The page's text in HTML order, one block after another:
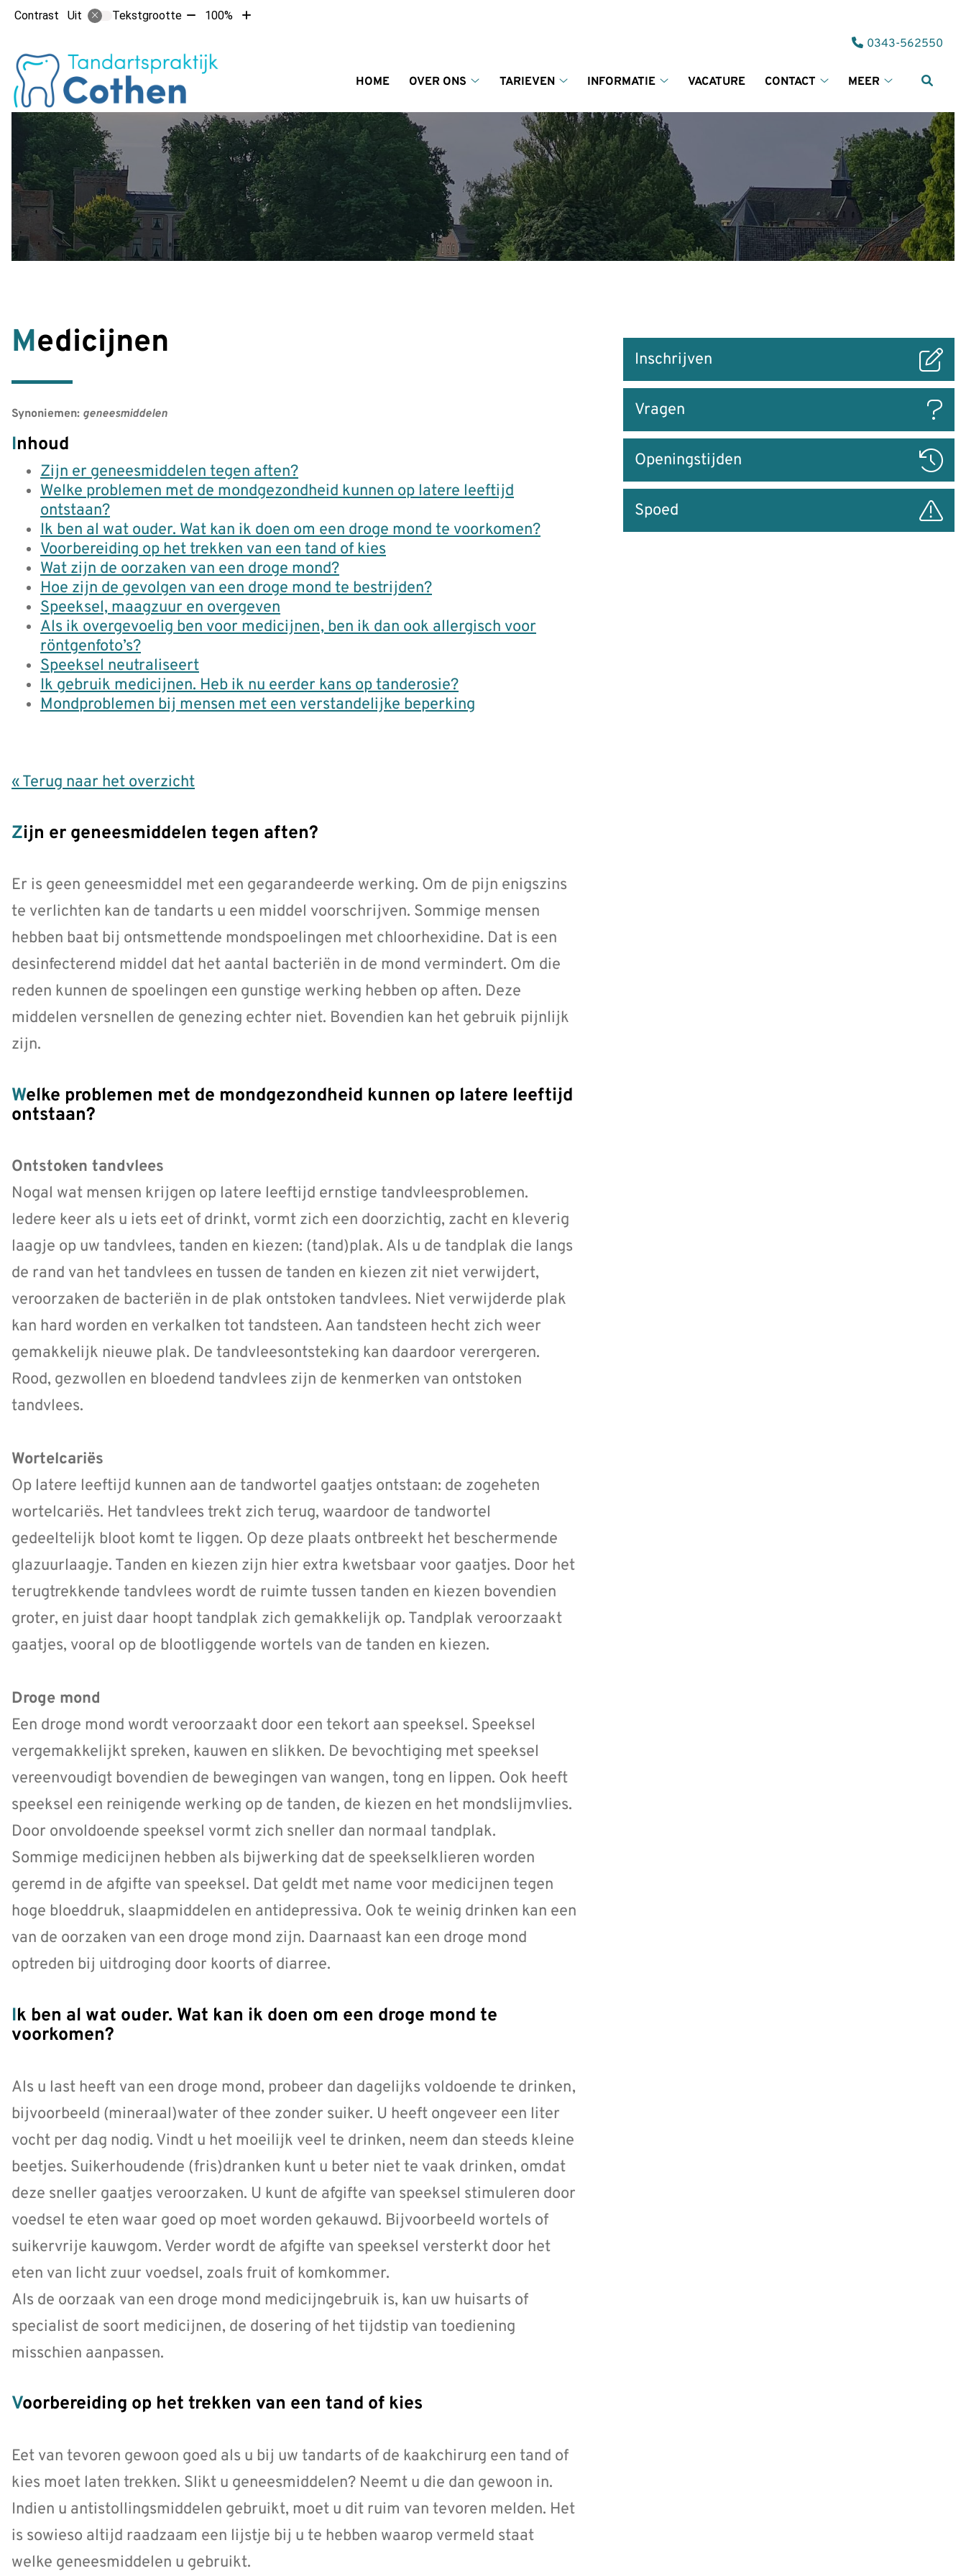
Contrast Uit Tekstgrootte Tekst
10%
100%
Tekst
HOME
OVER ONS
ons
submenu
TARIEVEN
submenu
INFORMATIE
submenu
VACATURE
CONTACT
submenu
MEER
submenu
Tel:
0343-562550
Medicijnen
Synoniemen: geneesmiddelen
Inhoud
Zijn er geneesmiddelen tegen aften?
Welke problemen met de mondgezondheid kunnen op latere leeftijd
ontstaan?
Ik ben al wat ouder. Wat kan ik doen om een droge mond te voorkomen?
Voorbereiding op het trekken van een tand of kies
Wat zijn de oorzaken van een droge mond?
Hoe zijn de gevolgen van een droge mond te bestrijden?
Speeksel, maagzuur en overgeven
Als ik overgevoelig ben voor medicijnen, ben ik dan ook allergisch voor
röntgenfoto’s?
Speeksel neutraliseert
Ik gebruik medicijnen. Heb ik nu eerder kans op tanderosie?
Mondproblemen bij mensen met een verstandelijke beperking
« Terug naar het overzicht
Zijn er geneesmiddelen tegen aften?
Er is geen geneesmiddel met een gegarandeerde werking. Om de pijn enigszins
te verlichten kan de tandarts u een middel voorschrijven. Sommige mensen
hebben baat bij ontsmettende mondspoelingen met chloorhexidine. Dat is een
desinfecterend middel dat het aantal bacteriën in de mond vermindert. Om die
reden kunnen de spoelingen een gunstige werking hebben op aften. Deze
middelen versnellen de genezing echter niet. Bovendien kan het gebruik pijnlijk
zijn.
Welke problemen met de mondgezondheid kunnen op latere leeftijd
ontstaan?
Ontstoken tandvlees
Nogal wat mensen krijgen op latere leeftijd ernstige tandvleesproblemen.
Iedere keer als u iets eet of drinkt, vormt zich een doorzichtig, zacht en kleverig
laagje op uw tandvlees, tanden en kiezen: (tand)plak. Als u de tandplak die langs
de rand van het tandvlees en tussen de tanden en kiezen zit niet verwijdert,
veroorzaken de bacteriën in de plak ontstoken tandvlees. Niet verwijderde plak
kan hard worden en verkalken tot tandsteen. Aan tandsteen hecht zich weer
gemakkelijk nieuwe plak. De tandvleesontsteking kan daardoor verergeren.
Rood, gezwollen en bloedend tandvlees zijn de kenmerken van ontstoken
tandvlees.
Wortelcariës
Op latere leeftijd kunnen aan de tandwortel gaatjes ontstaan: de zogeheten
wortelcariës. Het tandvlees trekt zich terug, waardoor de tandwortel
gedeeltelijk bloot komt te liggen. Op deze plaats ontbreekt het beschermende
glazuurlaagje. Tanden en kiezen zijn hier extra kwetsbaar voor gaatjes. Door het
terugtrekkende tandvlees wordt de ruimte tussen tanden en kiezen bovendien
groter, en juist daar hoopt tandplak zich gemakkelijk op. Tandplak veroorzaakt
gaatjes, vooral op de blootliggende wortels van de tanden en kiezen.
Droge mond
Een droge mond wordt veroorzaakt door een tekort aan speeksel. Speeksel
vergemakkelijkt spreken, kauwen en slikken. De bevochtiging met speeksel
vereenvoudigt bovendien de bewegingen van wangen, tong en lippen. Ook heeft
speeksel een reinigende werking op de tanden, de kiezen en het mondslijmvlies.
Door onvoldoende speeksel vormt zich sneller dan normaal tandplak.
Sommige medicijnen hebben als bijwerking dat de speekselklieren worden
geremd in de afgifte van speeksel. Dat geldt met name voor medicijnen tegen
hoge bloeddruk, slaapmiddelen en antidepressiva. Ook te weinig drinken kan een
van de oorzaken van een droge mond zijn. Daarnaast kan een droge mond
optreden bij uitdroging door koorts of diarree.
Ik ben al wat ouder. Wat kan ik doen om een droge mond te
voorkomen?
Als u last heeft van een droge mond, probeer dan dagelijks voldoende te drinken,
bijvoorbeeld (mineraal)water of thee zonder suiker. U heeft ongeveer een liter
vocht per dag nodig. Vindt u het moeilijk veel te drinken, neem dan steeds kleine
beetjes. Suikerhoudende (fris)dranken kunt u beter niet te vaak drinken, omdat
deze sneller gaatjes veroorzaken. U kunt de afgifte van speeksel stimuleren door
voedsel te eten waar goed op moet worden gekauwd. Bijvoorbeeld wortels of
suikervrije kauwgom. Verder wordt de afgifte van speeksel versterkt door het
eten van licht zuur voedsel, zoals fruit of komkommer.
Als de oorzaak van een droge mond medicijngebruik is, kan uw huisarts of
specialist de soort medicijnen, de dosering of het tijdstip van toediening
misschien aanpassen.
Voorbereiding op het trekken van een tand of kies
Eet van tevoren gewoon goed als u bij uw tandarts of de kaakchirurg een tand of
kies moet laten trekken. Slikt u geneesmiddelen? Neemt u die dan gewoon in.
Indien u antistollingsmiddelen gebruikt, moet u dit ruim van tevoren melden. Het
is sowieso altijd raadzaam een lijstje bij u te hebben waarop vermeld staat
welke geneesmiddelen u gebruikt.
naar
Inschrijven
Vragen
Openingstijden
Spoed